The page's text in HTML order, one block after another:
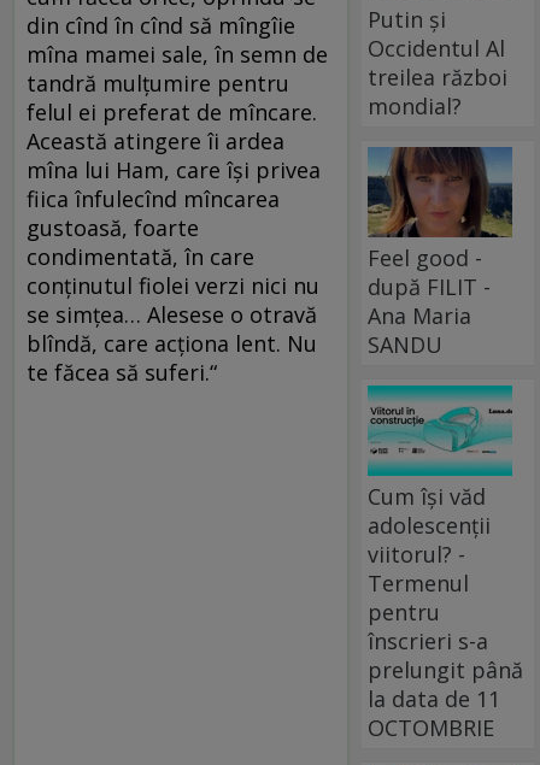
din cînd în cînd să mîngîie
mîna mamei sale, în semn de
tandră mulţumire pentru
felul ei preferat de mîncare.
Această atingere îi ardea
mîna lui Ham, care îşi privea
fiica înfulecînd mîncarea
gustoasă, foarte
condimentată, în care
conţinutul fiolei verzi nici nu
se simţea… Alesese o otravă
blîndă, care acţiona lent. Nu
te făcea să suferi.“
Putin și
Occidentul Al
treilea război
mondial?
Feel good -
după FILIT -
Ana Maria
SANDU
Cum își văd
adolescenții
viitorul? -
Termenul
pentru
înscrieri s-a
prelungit până
la data de 11
OCTOMBRIE